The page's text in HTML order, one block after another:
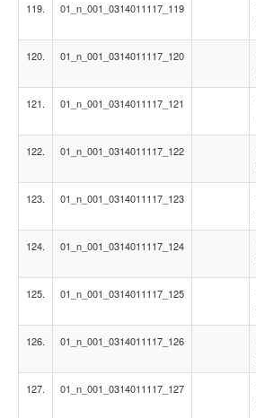
119. 01_n_001_0314011117_119
120. 01_n_001_0314011117_120
121. 01_n_001_0314011117_121
122. 01_n_001_0314011117_122
123. 01_n_001_0314011117_123
124. 01_n_001_0314011117_124
125. 01_n_001_0314011117_125
126. 01_n_001_0314011117_126
127. 01_n_001_0314011117_127